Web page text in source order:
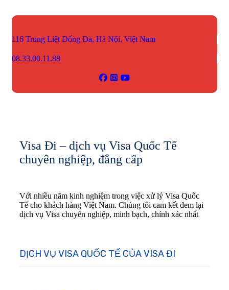
116 Trung Liệt Đống Đa, Hà Nội, Việt Nam
08.33.00.11.88
Visa Đi – dịch vụ Visa Quốc Tế
chuyên nghiệp, đẳng cấp
Với nhiều năm kinh nghiệm trong việc xử lý Visa Quốc
Tế cho khách hàng Việt Nam. Chúng tôi cam kết đem lại
dịch vụ Visa chuyên nghiệp, minh bạch, chính xác nhất
DỊCH VỤ VISA QUỐC TẾ CỦA VISA ĐI